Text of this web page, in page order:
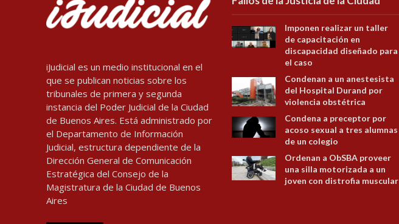
iJudicial es un medio institucional en el
que se publican noticias sobre los
tribunales de primera y segunda
instancia del Poder Judicial de la Ciudad
de Buenos Aires. Está administrado por
el Departamento de Información
Judicial, estructura dependiente de la
Dirección General de Comunicación
Estratégica del Consejo de la
Magistratura de la Ciudad de Buenos
Aires
Imponen realizar un taller
de capacitación en
discapacidad diseñado para
el caso
Condenan a un anestesista
del Hospital Durand por
violencia obstétrica
Condena a preceptor por
acoso sexual a tres alumnas
de un colegio
Ordenan a ObSBA proveer
una silla motorizada a un
joven con distrofia muscular